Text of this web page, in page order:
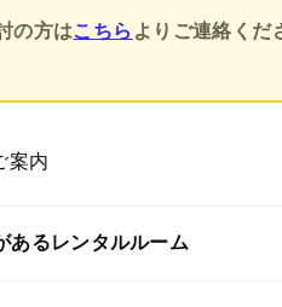
の方はこちら よりご連絡くだ
案内
あるレンタルルーム